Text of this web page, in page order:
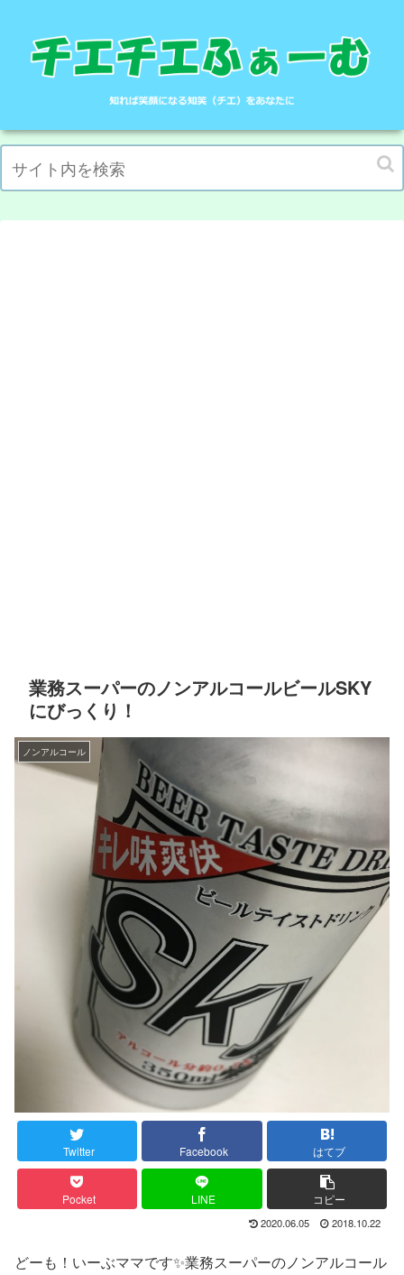
業務スーパーのノンアルコールビールSKY
にびっくり！
ノンアルコール
Twitter Facebook はてブ
Pocket LINE コピー
2020.06.05 2018.10.22
どーも！いーぶママです✨業務スーパーのノンアルコール